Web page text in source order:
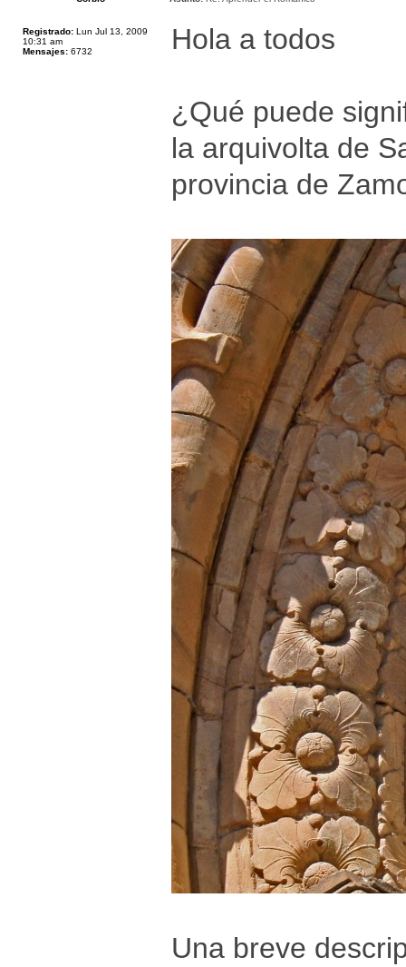
Registrado: Lun Jul 13, 2009
10:31 am
Mensajes: 6732 Hola a todos
¿Qué puede
la arquivolta de
provincia de
Una breve